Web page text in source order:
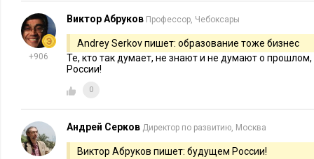
+906
Виктор Абруков Профессор, Чебоксары
Andrey Serkov пишет: образование тоже бизнес
Те, кто так думает, не знают и не думают о
России!
0
Андрей Серков Директор по развитию, Москва
Виктор Абруков пишет: будущем России!